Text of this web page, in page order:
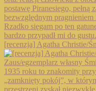
[recenzja] Agatha Christie/